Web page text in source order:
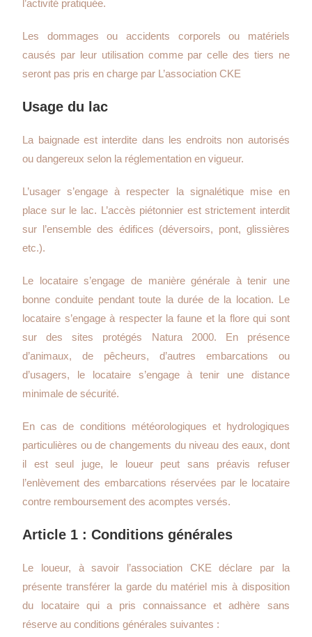
l’activité pratiquée.
Les dommages ou accidents corporels ou matériels
causés par leur utilisation comme par celle des tiers ne
seront pas pris en charge par L’association CKE
Usage du lac
La baignade est interdite dans les endroits non autorisés
ou dangereux selon la réglementation en vigueur.
L’usager s’engage à respecter la signalétique mise en
place sur le lac. L’accès piétonnier est strictement interdit
sur l’ensemble des édifices (déversoirs, pont, glissières
etc.).
Le locataire s’engage de manière générale à tenir une
bonne conduite pendant toute la durée de la location. Le
locataire s’engage à respecter la faune et la flore qui sont
sur des sites protégés Natura 2000. En présence
d’animaux, de pêcheurs, d’autres embarcations ou
d’usagers, le locataire s’engage à tenir une distance
minimale de sécurité.
En cas de conditions météorologiques et hydrologiques
particulières ou de changements du niveau des eaux, dont
il est seul juge, le loueur peut sans préavis refuser
l’enlèvement des embarcations réservées par le locataire
contre remboursement des acomptes versés.
Article 1 : Conditions générales
Le loueur, à savoir l’association CKE déclare par la
présente transférer la garde du matériel mis à disposition
du locataire qui a pris connaissance et adhère sans
réserve au conditions générales suivantes :